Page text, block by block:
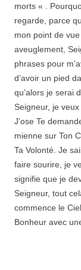
morts « .
regarde, parce
mon point de
aveuglement,
phrases pour
d’avoir un pied
qu’alors je serai
Seigneur, je
J’ose Te
mienne sur Ton
Ta Volonté. Je
faire sourire, je
signifie que je
Seigneur, tout
commence le
Bonheur avec